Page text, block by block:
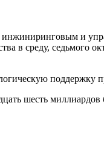
инжиниринговым и
в среду, седьмого
поддержку
шесть